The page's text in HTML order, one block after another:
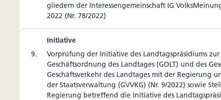
glie­dern der Inter­es­sen­ge­mein­schaft IG
2022 (Nr. 78/2022)
Initiative
9.
Vor­prü­fung der Ini­tia­tive des Land­tags­prä­si­diums
Geschäfts­ord­nung des Land­tages (GOLT) und des
Geschäfts­ver­kehr des Land­tages mit der Regie­rung
der Staats­ver­wal­tung (GVVKG) (Nr. 9/2022) sowie
Regie­rung betref­fend die Ini­tia­tive des